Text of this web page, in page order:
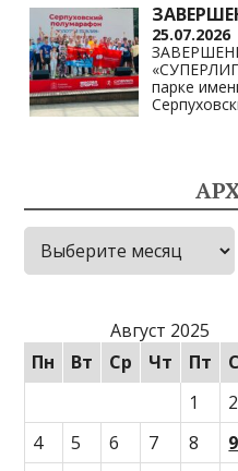
25.07.2026
парке
Архивы
Август 2025
Пн
Вт Ср Чт Пт
1
2
4
5 6 7 8 9